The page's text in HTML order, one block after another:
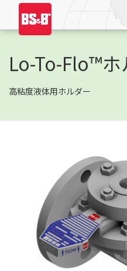
Lo-To-Flo™ホ
高粘度液体用ホルダー